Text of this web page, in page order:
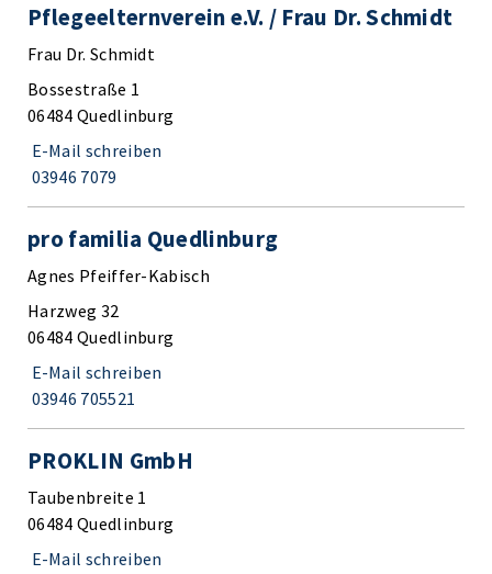
Pflegeelternverein e.V. / Frau Dr. Schmidt
Frau Dr. Schmidt
Bossestraße 1
06484 Quedlinburg
E-Mail schreiben
03946 7079
pro familia Quedlinburg
Agnes Pfeiffer-Kabisch
Harzweg 32
06484 Quedlinburg
E-Mail schreiben
03946 705521
PROKLIN GmbH
Taubenbreite 1
06484 Quedlinburg
E-Mail schreiben